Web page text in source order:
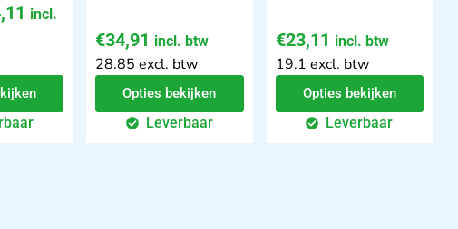
incl.
€34,91 incl. btw
28.85 excl. btw
Opties bekijken
Leverbaar
€23,11 incl. btw
19.1 excl. btw
Opties bekijken
Leverbaar